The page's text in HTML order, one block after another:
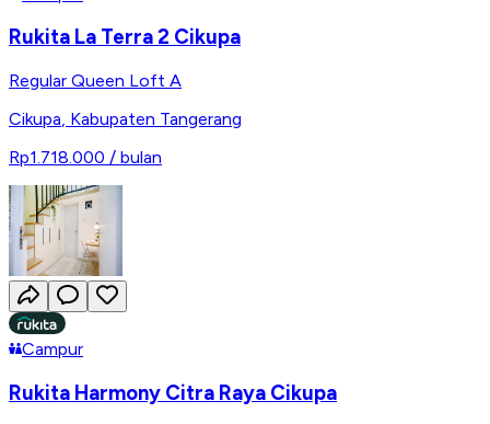
Rukita La Terra 2 Cikupa
Regular Queen Loft A
Cikupa, Kabupaten Tangerang
Rp1.718.000 / bulan
Campur
Rukita Harmony Citra Raya Cikupa